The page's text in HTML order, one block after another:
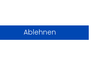
Ablehnen